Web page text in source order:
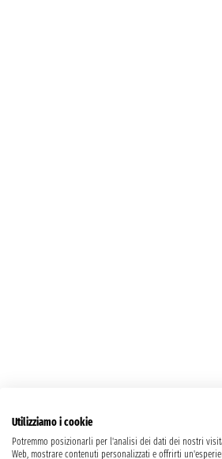
Utilizziamo i cookie
Potremmo posizionarli per l'analisi dei dati dei nostri
Web, mostrare contenuti personalizzati e offrirti